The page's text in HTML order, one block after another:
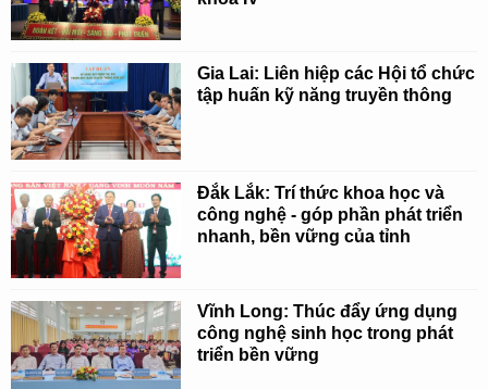
Gia Lai: Liên hiệp các Hội tổ chức
tập huấn kỹ năng truyền thông
Đắk Lắk: Trí thức khoa học và
công nghệ - góp phần phát triển
nhanh, bền vững của tỉnh
Vĩnh Long: Thúc đẩy ứng dụng
công nghệ sinh học trong phát
triển bền vững